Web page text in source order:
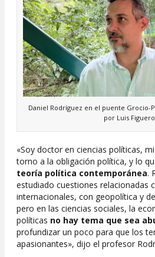
Daniel Rodríguez en el puente Grocio-
por Luis
«Soy doctor en ciencias políticas,
torno a la obligación política, y lo
teoría política contemporánea.
estudiado cuestiones relacionadas
internacionales, con geopolítica y
pero en las ciencias sociales, la
políticas no hay tema que sea
profundizar un poco para que los
apasionantes», dijo el profesor